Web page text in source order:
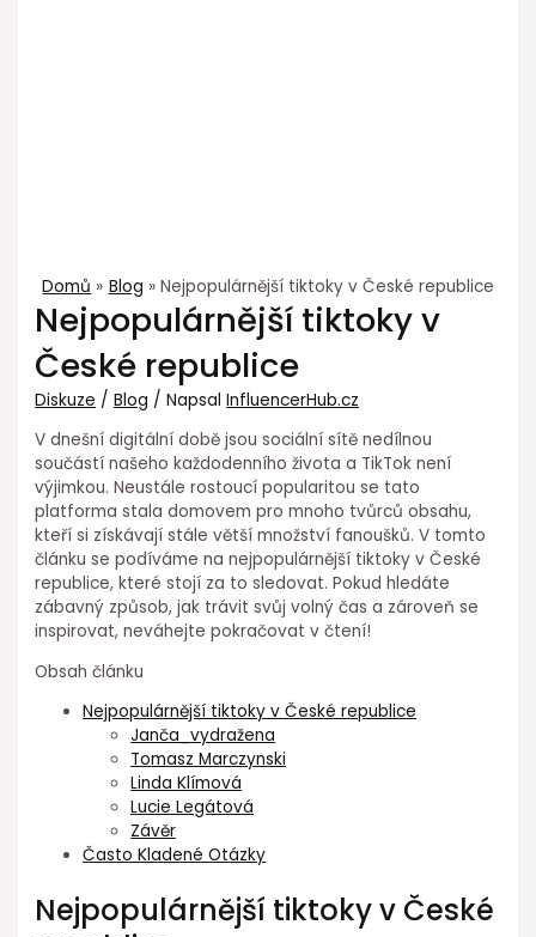
Domů Blog Nejpopulárnější tiktoky v České republice
Nejpopulárnější tiktoky v
České republice
Diskuze /Blog / NapsalInfluencerHub.cz
V dnešní digitální době jsou sociální sítě nedílnou
součástí našeho každodenního života a TikTok není
výjimkou. Neustále rostoucí popularitou se tato
platforma stala domovem pro mnoho tvůrců obsahu,
kteří si získávají stále větší množství fanoušků. V tomto
článku se podíváme na nejpopulárnější tiktoky v České
republice, které stojí za to sledovat. Pokud hledáte
zábavný způsob, jak trávit svůj volný čas a zároveň se
inspirovat, neváhejte pokračovat v čtení!
Obsah článku
Nejpopulárnější tiktoky v České republice
Janča_vydražena
Tomasz Marczynski
Linda Klímová
Lucie Legátová
Závěr
Často Kladené Otázky
Nejpopulárnější tiktoky v České